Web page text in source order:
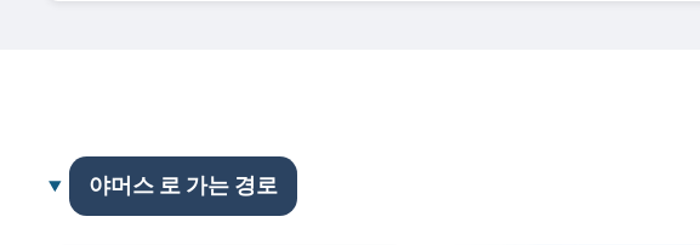
야머스 로 가는 경로